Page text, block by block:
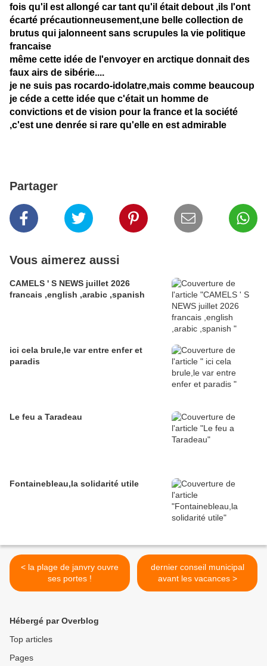
fois qu'il est allongé car tant qu'il était debout ,ils l'ont
écarté précautionneusement,une belle collection de
brutus qui jalonneent sans scrupules la vie politique
francaise
même cette idée de l'envoyer en arctique donnait des
faux airs de sibérie....
je ne suis pas rocardo-idolatre,mais comme beaucoup
je céde a cette idée que c'était un homme de
convictions et de vision pour la france et la société
,c'est une denrée si rare qu'elle en est admirable
Partager
Vous aimerez aussi
CAMELS ' S NEWS juillet 2026
francais ,english ,arabic ,spanish
ici cela brule,le var entre enfer et
paradis
Le feu a Taradeau
Fontainebleau,la solidarité utile
< la plage de janvry ouvre
ses portes !
dernier conseil municipal
avant les vacances >
Hébergé par Overblog
Top articles
Pages